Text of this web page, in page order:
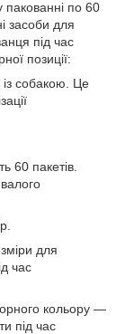
пакованні по 60
засоби для
під час
позиції:
собакою. Це
60 пакетів.
для
час
кольору —
під час